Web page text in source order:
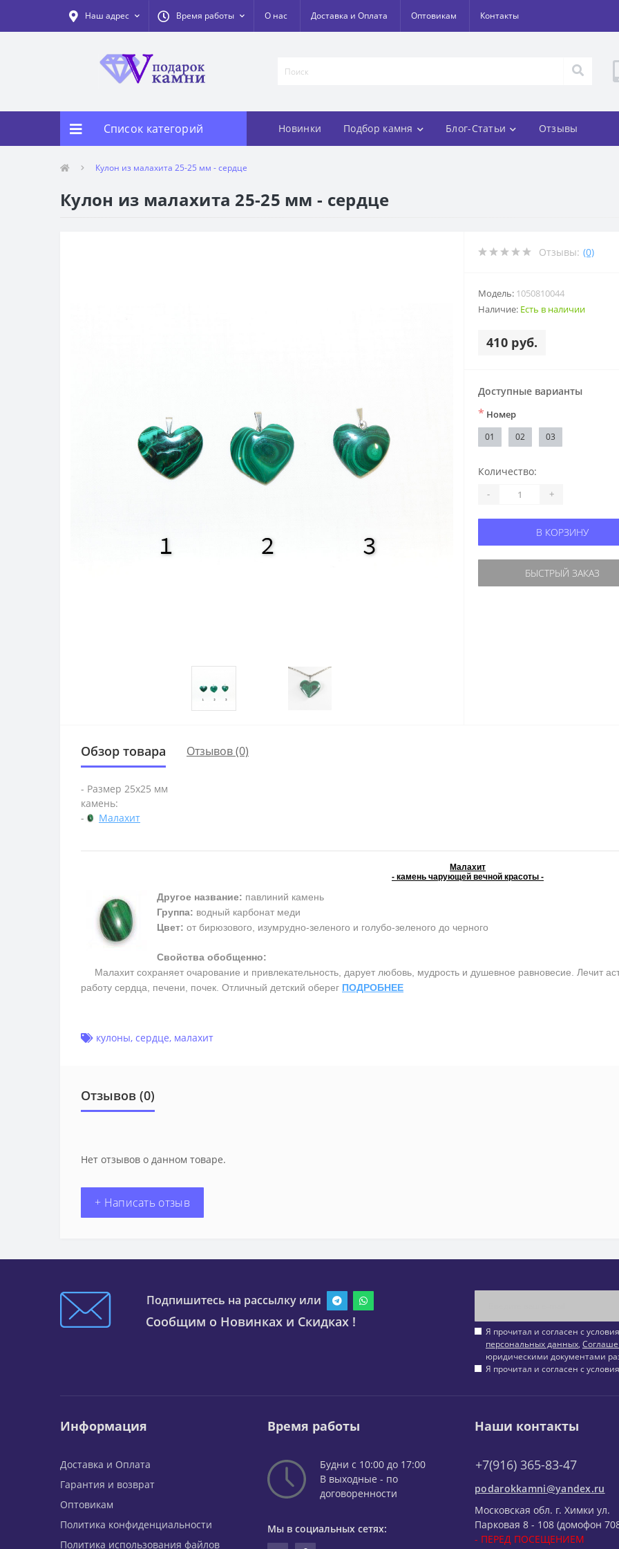
Наш адрес Время работы О нас Доставка и Оплата Оптовикам Контакты
Список категорий Новинки Подбор камня Блог-Статьи Отзывы
Кулон из малахита 25-25 мм - сердце
Кулон из малахита 25-25 мм - сердце
Отзывы: (0)
Модель: 1050810044
Наличие: Есть в наличии
410 руб.
Доступные варианты
* Номер
01 02 03
Количество:
- +
В КОРЗИНУ
БЫСТРЫЙ ЗАКАЗ
Обзор товара Отзывов (0)
- Размер 25х25 мм
камень:
-
Малахит
Малахит
- камень чарующей вечной красоты -
Другое название: павлиний камень
Группа: водный карбонат меди
Цвет: от бирюзового, изумрудно-зеленого и голубо-зеленого до черного
Свойства обобщенно:
Малахит сохраняет очарование и привлекательность, дарует любовь, мудрость и душевное равновесие. Лечит
работу сердца, печени, почек. Отличный детский оберег ПОДРОБНЕЕ
кулоны, сердце, малахит
Отзывов (0)
Нет отзывов о данном товаре.
+ Написать отзыв
Подпишитесь на рассылку или
Сообщим о Новинках и Скидках !
Я прочитал и согласен с
персональных данных,
юридическими документами
Я прочитал и согласен с
Информация
Доставка и Оплата
Гарантия и возврат
Оптовикам
Политика конфиденциальности
Политика использования файлов
Время работы
Будни с 10:00 до 17:00
В выходные - по
договоренности
Мы в социальных сетях:
Наши контакты
+7(916) 365-83-47
podarokkamni@yandex.ru
Московская обл. г. Химки ул.
Парковая 8 - 108 (домофон
- ПЕРЕД ПОСЕЩЕНИЕМ